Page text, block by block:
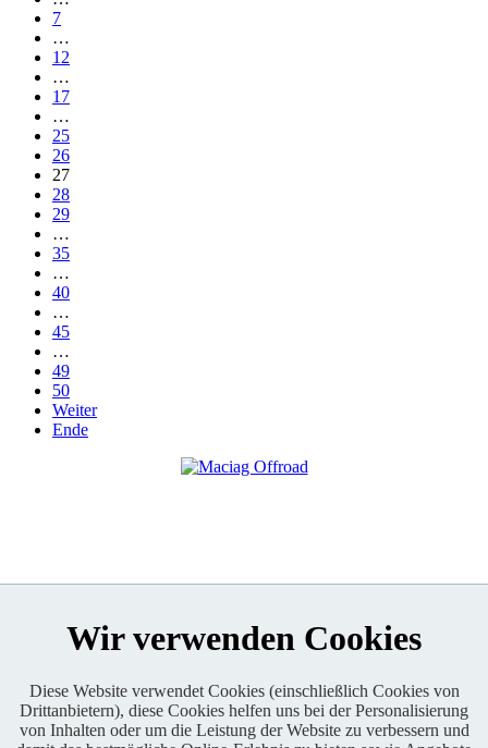
7
…
12
…
17
…
25
26
27
28
29
…
35
…
40
…
45
…
49
50
Weiter
Ende
Enduro One Series Partner
Wir verwenden Cookies
Diese Website verwendet Cookies (einschließlich Cookies von
Drittanbietern), diese Cookies helfen uns bei der Personalisierung
von Inhalten oder um die Leistung der Website zu verbessern und